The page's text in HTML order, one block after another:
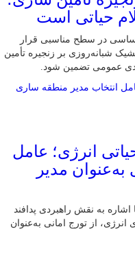
حیاتی است
اساسی در سطح مناسبی قرار
۱۲ تیم بازرسی کشیک شبانه‌روزی بر زنجیره تأمین
عمومی تضمین شود.
انرژی؛ عامل
مدیر
اشاره به نقش راهبردی پدافند
از تورج امانی به‌عنوان